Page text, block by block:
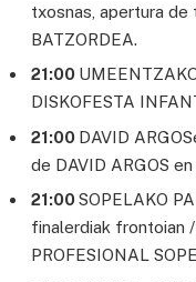
txosnas, apertura de
BATZORDEA.
21:00
DISKOFESTA
21:00 DAVID
de DAVID ARGOS
21:00SOPELAKO
finalerdiak frontoian
PROFESIONAL